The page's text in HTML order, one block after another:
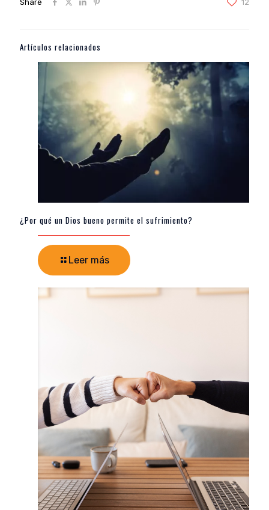
Share 12
Artículos relacionados
¿Por qué un Dios bueno permite el sufrimiento?
Leer más